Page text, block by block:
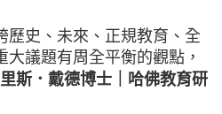
歷史、未來、正規教育、全
議題有周全平衡的觀點，
斯．戴德博士｜哈佛教育研